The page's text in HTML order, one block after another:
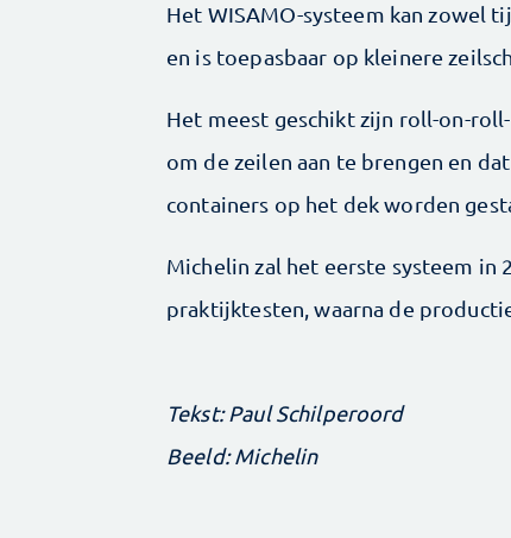
Het WISAMO-systeem kan zowel
en is toepasbaar op ­kleinere
Het meest geschikt zijn roll-on-
om de zeilen aan te brengen en
containers op het dek worden
Michelin zal het eerste systeem in
praktijktesten, waarna de
Tekst: Paul Schilperoord
Beeld: Michelin